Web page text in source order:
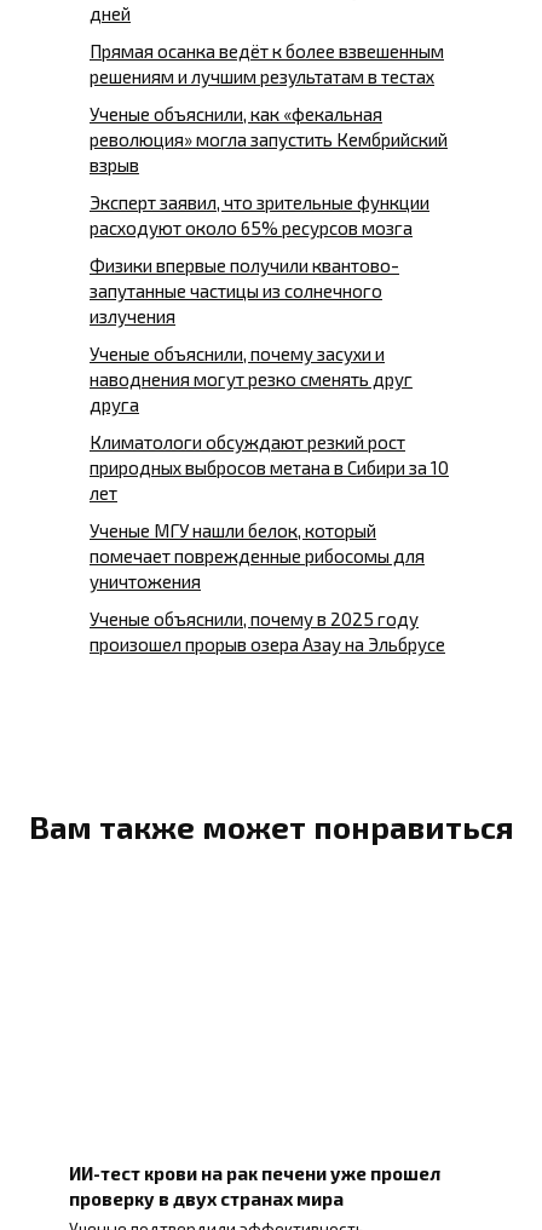
дней
Прямая осанка ведёт к более взвешенным
решениям и лучшим результатам в тестах
Ученые объяснили, как «фекальная
революция» могла запустить Кембрийский
взрыв
Эксперт заявил, что зрительные функции
расходуют около 65% ресурсов мозга
Физики впервые получили квантово-
запутанные частицы из солнечного
излучения
Ученые объяснили, почему засухи и
наводнения могут резко сменять друг
друга
Климатологи обсуждают резкий рост
природных выбросов метана в Сибири за 10
лет
Ученые МГУ нашли белок, который
помечает поврежденные рибосомы для
уничтожения
Ученые объяснили, почему в 2025 году
произошел прорыв озера Азау на Эльбрусе
Вам также может понравиться
ИИ-тест крови на рак печени уже прошел
проверку в двух странах мира